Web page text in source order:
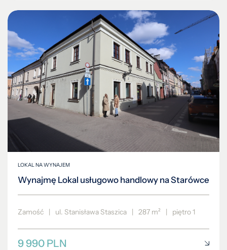
LOKAL NA WYNAJEM
Wynajmę Lokal usługowo handlowy na Starówce
Zamość | ul. Stanisława Staszica | 287 m² | piętro 1
9 990 PLN